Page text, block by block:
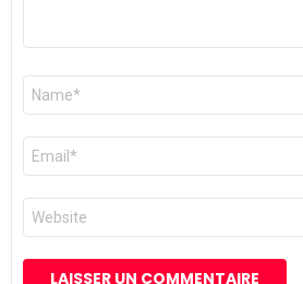
Nom
E-
mail
*
Site
web